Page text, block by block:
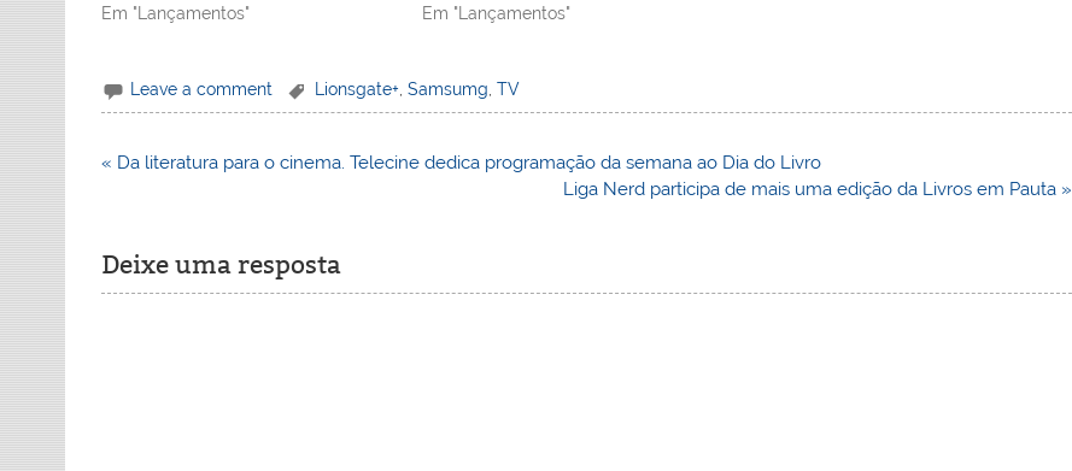
Em "Lançamentos"
Em "Lançamentos"
Leave a comment Lionsgate+ Samsumg TV
Navegação
« Da literatura para o cinema. Telecine dedica programação da semana ao Dia do Livro
Liga Nerd participa de mais uma edição da Livros em Pauta »
Deixe uma resposta